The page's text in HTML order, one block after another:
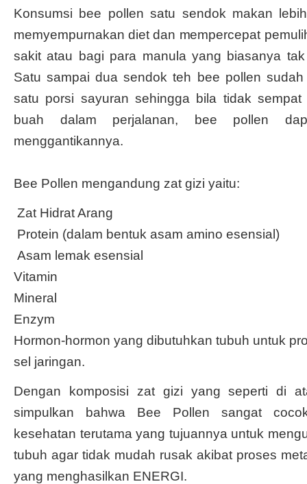
Konsumsi bee pollen satu sendok makan
memyempurnakan diet dan mempercepat
sakit atau bagi para manula yang biasanya
Satu sampai dua sendok teh bee pollen
satu porsi sayuran sehingga bila tidak
buah dalam perjalanan, bee pollen
menggantikannya.
Bee Pollen mengandung zat gizi yaitu:
Zat Hidrat Arang
Protein (dalam bentuk asam amino esensial)
Asam lemak esensial
Vitamin
Mineral
Enzym
Hormon-hormon yang dibutuhkan tubuh untuk
sel jaringan.
Dengan komposisi zat gizi yang seperti di
simpulkan bahwa Bee Pollen sangat
kesehatan terutama yang tujuannya untuk
tubuh agar tidak mudah rusak akibat proses
yang menghasilkan ENERGI.